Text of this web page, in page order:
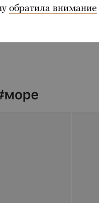
обратила внимание